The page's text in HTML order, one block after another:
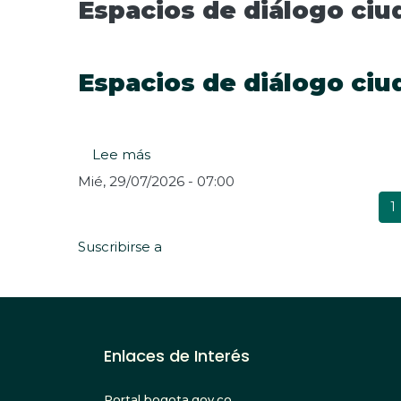
modelo
Bogotá
y
diálogo
2026
Informe
Espacios de diálogo
Espacios de diálogo
Lee más
Espacios
-
Mié, 29/07/2026 - 07:00
1
Suscribirse a
Enlaces de Interés